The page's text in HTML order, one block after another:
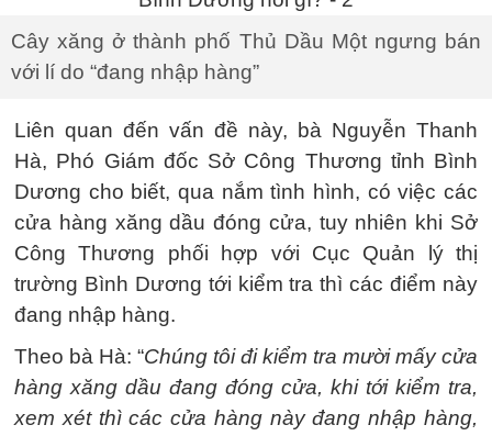
Cây xăng ở thành phố Thủ Dầu Một ngưng bán
với lí do “đang nhập hàng”
Liên quan đến vấn đề này, bà Nguyễn Thanh
Hà, Phó Giám đốc Sở Công Thương tỉnh Bình
Dương cho biết, qua nắm tình hình, có việc các
cửa hàng xăng dầu đóng cửa, tuy nhiên khi Sở
Công Thương phối hợp với Cục Quản lý thị
trường Bình Dương tới kiểm tra thì các điểm này
đang nhập hàng.
Theo bà Hà: “Chúng tôi đi kiểm tra mười mấy cửa
hàng xăng dầu đang đóng cửa, khi tới kiểm tra,
xem xét thì các cửa hàng này đang nhập hàng,